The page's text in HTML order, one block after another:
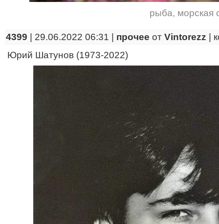
рыба, морская
4399 | 29.06.2022 06:31 | прочее от Vintorezz
Юрий Шатунов (1973-2022)